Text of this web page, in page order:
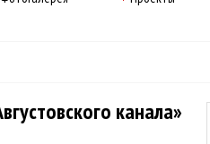
канала»